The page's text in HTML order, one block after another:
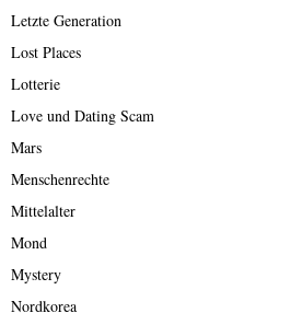
Letzte Generation
Lost Places
Lotterie
Love und Dating Scam
Mars
Menschenrechte
Mittelalter
Mond
Mystery
Nordkorea